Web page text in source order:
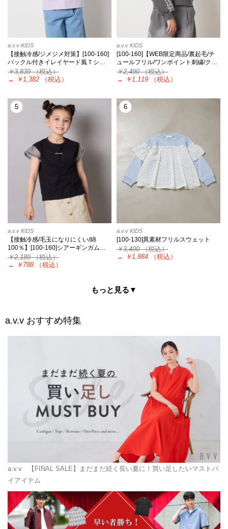
a.v.v KIDS
【接触冷感/ジメジメ対策】[100-160]
バックル付きイレイヤード風Ｔシ…
￥3,839（税込）
→
￥1,382 （税込）
a.v.v KIDS
[100-160]【WEB限定商品/裏起毛/チ
ュールフリル/ワンポイント刺繍/ク…
￥2,490（税込）
→
￥1,119 （税込）
5
a.v.v KIDS
【接触冷感/毛玉になりにくい/綿
100％】[100-160]シアーギンガム…
￥2,189（税込）
→
￥788 （税込）
6
a.v.v KIDS
[100-130]異素材フリルスウェット
￥3,490（税込）
→
￥1,884 （税込）
もっと見る▼
a.v.v おすすめ特集
a.v.v 【FINAL SALE】まだまだ続く長い夏に！買い足したいマストバ
イアイテム